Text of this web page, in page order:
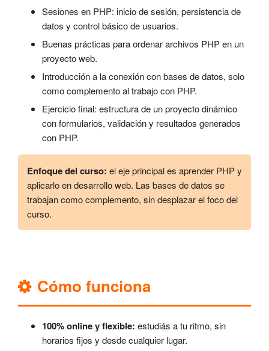
Sesiones en PHP: inicio de sesión, persistencia de
datos y control básico de usuarios.
Buenas prácticas para ordenar archivos PHP en un
proyecto web.
Introducción a la conexión con bases de datos, solo
como complemento al trabajo con PHP.
Ejercicio final: estructura de un proyecto dinámico
con formularios, validación y resultados generados
con PHP.
Enfoque del curso: el eje principal es aprender PHP y
aplicarlo en desarrollo web. Las bases de datos se
trabajan como complemento, sin desplazar el foco del
curso.
Cómo funciona
100% online y flexible: estudiás a tu ritmo, sin
horarios fijos y desde cualquier lugar.